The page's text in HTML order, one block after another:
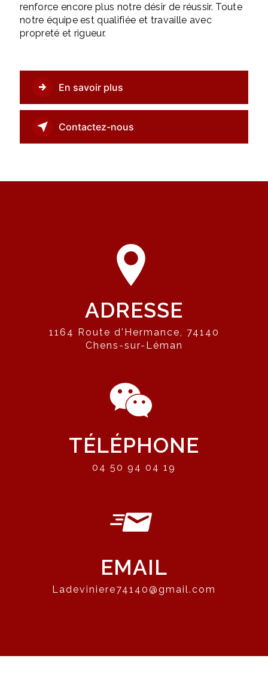
renforce encore plus notre désir de réussir. Toute
notre équipe est qualifiée et travaille avec
propreté et rigueur.
En savoir plus
Contactez-nous
ADRESSE
1164 Route d'Hermance, 74140
Chens-sur-Léman
TÉLÉPHONE
04 50 94 04 19
EMAIL
ladeviniere74140@gmail.com